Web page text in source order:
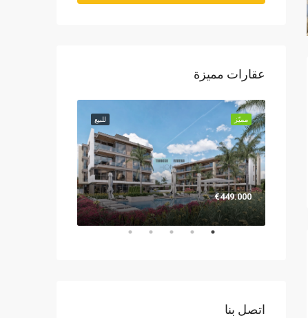
عقارات مميزة
للبيع مميّز
€449.000
اتصل بنا